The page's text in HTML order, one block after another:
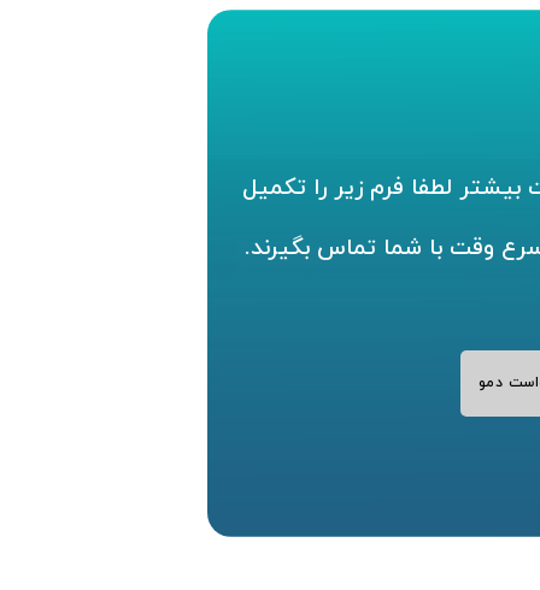
لطفا فرم زیر را تکمیل
وقت با شما تماس بگیرند.
دمو